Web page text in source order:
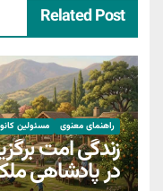
Related Post
راهنمای معنوی مسئولین
زندگی امت
در پادشاهی